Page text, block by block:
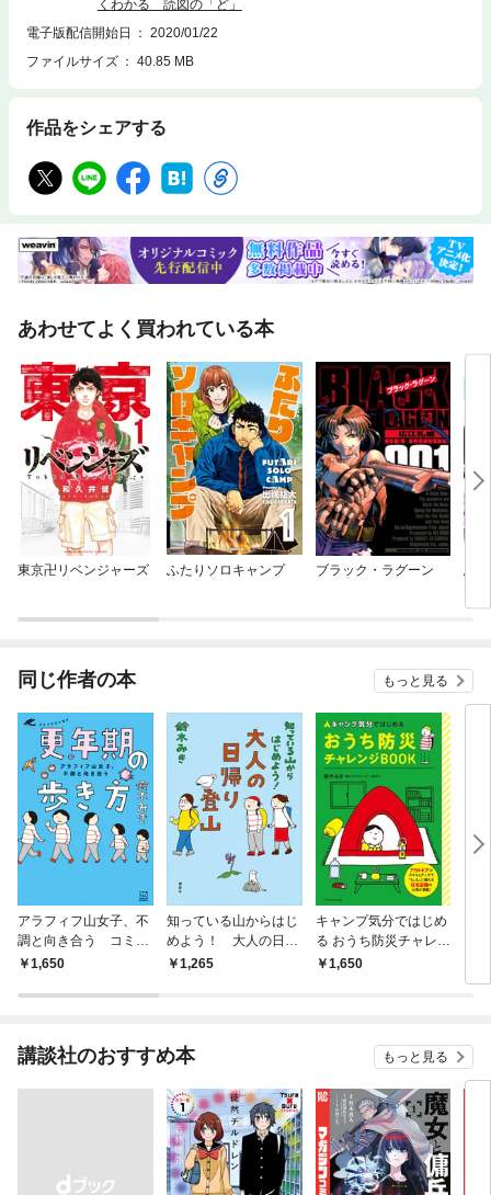
くわかる 読図の「ど」
電子版配信開始日
2020/01/22
ファイルサイズ
40.85 MB
作品をシェアする
あわせてよく買われている本
東京卍リベンジャーズ ふたりソロキャンプ ブラック・ラグーン
忠
た
あ
同じ作者の本 もっと見る
アラフィフ山女子、不
調と向き合う コミッ
クエッセイ 更年期の
1,650
知っている山からはじ
めよう！ 大人の日帰
り登山
1,265
キャンプ気分ではじめ
る おうち防災チャレン
ジBOOK
1,650
講談社のおすすめ本 もっと見る